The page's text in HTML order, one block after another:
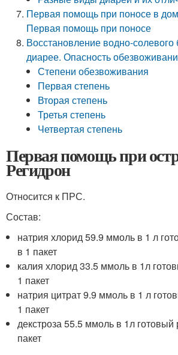
Первая помощь при поносе в
Первая помощь при поносе
Восстановление водно-солевого
диарее. Опасность
Степени обезвоживания
Первая степень
Вторая степень
Третья степень
Четвертая степень
Первая помощь при
Регидрон
Относится к ПРС.
Состав:
натрия хлорид 59.9 ммоль в 1 л
в 1 пакет
калия хлорид 33.5 ммоль в 1л
1 пакет
натрия цитрат 9.9 ммоль в 1 л
1 пакет
декстроза 55.5 ммоль в 1л готовый
пакет